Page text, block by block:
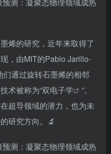
烯的研究，近年来取得了
，由MIT的Pablo Jarillo-
通过旋转石墨烯的相邻
术被称为“双电子学
”。
超导领域的潜力，也为未
研究方向。🔬